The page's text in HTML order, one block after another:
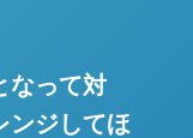
なって対
ンジしてほ